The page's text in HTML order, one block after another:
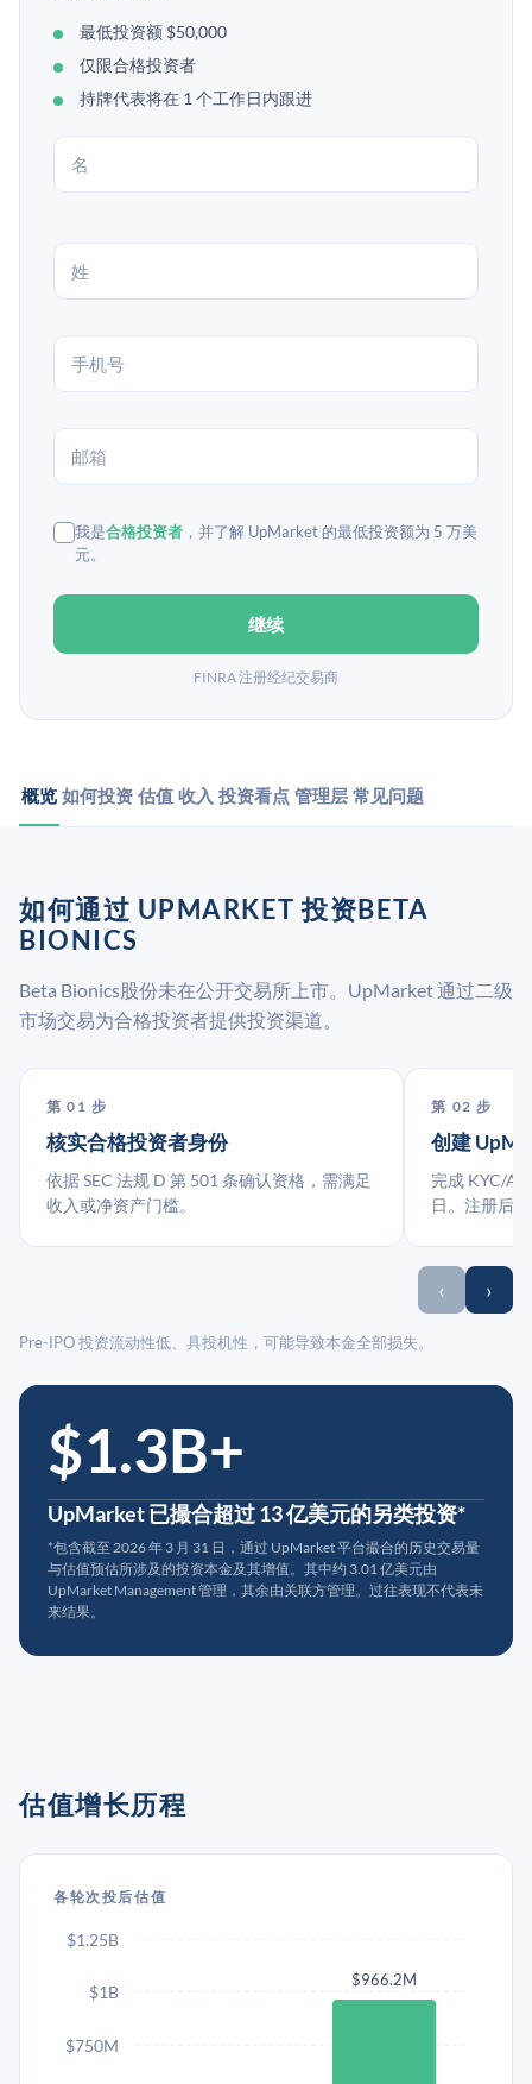
最低投资额 $50,000
仅限合格投资者
持牌代表将在 1 个工作日内跟进
我是合格投资者 ，并了解 UpMarket 的最低投资额为 5 万美
元。
继续
FINRA 注册经纪交易商
概览 如何投资 估值 收入 投资看点 管理层 常见问题
如何通过 UPMARKET 投资BETA
BIONICS
Beta Bionics股份未在公开交易所上市。UpMarket 通过二级
市场交易为合格投资者提供投资渠道。
第 01 步
核实合格投资者身份
依据 SEC 法规 D 第 501 条确认资格，需满足
收入或净资产门槛。
第 02 步
创建
完成 KYC/
日。注册后
‹ ›
Pre-IPO 投资流动性低、具投机性，可能导致本金全部损失。
$1.3B+
UpMarket 已撮合超过 13 亿美元的另类投资*
*包含截至 2026 年 3 月 31 日，通过 UpMarket 平台撮合的历史交易量
与估值预估所涉及的投资本金及其增值。其中约 3.01 亿美元由
UpMarket Management 管理，其余由关联方管理。过往表现不代表未
来结果。
估值增长历程
各轮次投后估值
$966.2M
$750M
$1B
$1.25B